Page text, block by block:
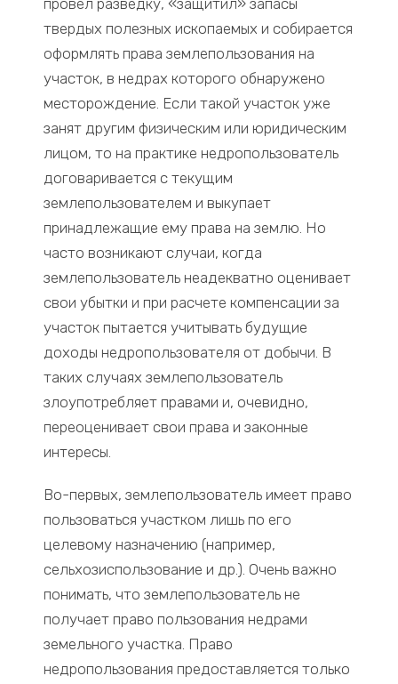
провел разведку, «защитил» запасы
твердых полезных ископаемых и собирается
оформлять права землепользования на
участок, в недрах которого обнаружено
месторождение. Если такой участок уже
занят другим физическим или юридическим
лицом, то на практике недропользователь
договаривается с текущим
землепользователем и выкупает
принадлежащие ему права на землю. Но
часто возникают случаи, когда
землепользователь неадекватно оценивает
свои убытки и при расчете компенсации за
участок пытается учитывать будущие
доходы недропользователя от добычи. В
таких случаях землепользователь
злоупотребляет правами и, очевидно,
переоценивает свои права и законные
интересы.
Во-первых, землепользователь имеет право
пользоваться участком лишь по его
целевому назначению (например,
сельхозиспользование и др.). Очень важно
понимать, что землепользователь не
получает право пользования недрами
земельного участка. Право
недропользования предоставляется только